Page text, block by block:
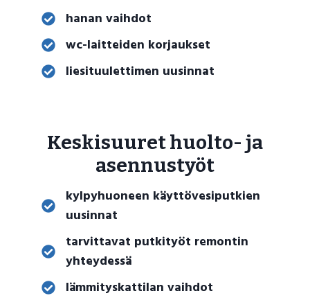
hanan vaihdot
wc-laitteiden korjaukset
liesituulettimen uusinnat
Keskisuuret huolto- ja
asennustyöt
kylpyhuoneen käyttövesiputkien
uusinnat
tarvittavat putkityöt remontin
yhteydessä
lämmityskattilan vaihdot